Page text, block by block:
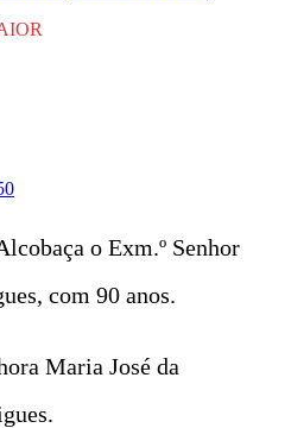
0
o Exm.º Senhor
com 90 anos.
Maria José da